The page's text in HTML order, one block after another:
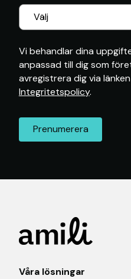
Vi behandlar dina
anpassad till dig som
avregistrera dig via
Integritetspolicy.
Våra lösningar